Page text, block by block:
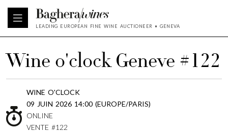
LEADING EUROPEAN FINE WINE AUCTIONEER • GENEVA
Wine o'clock Geneve #122
WINE O'CLOCK
09 JUIN 2026 14:00 (EUROPE/PARIS)
ONLINE
VENTE #122